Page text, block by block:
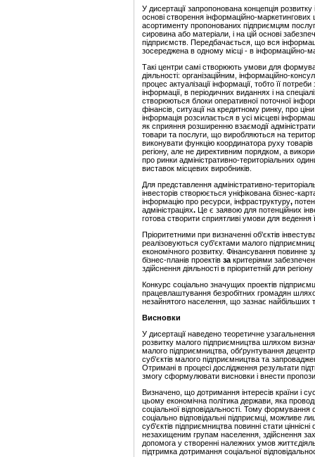
У дисертації запропонована концепція
основі створення інформаційно-маркетингових
асортименту пропонованих підприємцям
сировина або матеріали, і на цій основі
підприємств. Передбачається, що вся
зосереджена в одному місці - в інформаційно-
Такі центри самі створюють умови для
діяльності: організаційним, інформаційно-
процес актуалізації інформації, тобто її
інформації, в періодичних виданнях і на
створюються блоки оперативної поточної
фінансів, ситуації на кредитному ринку, про
інформація розсилається в усі місцеві
як сприяння розширенню взаємодії
товари та послуги, що виробляються на
виконувати функцію координатора руху
регіону, але не директивним порядком, а
про ринки адміністративно-територіальних
виставок місцевих виробників.
Для представлення адміністративно-
інвесторів створюється уніфікована бізнес-
інформацію про ресурси, інфраструктуру,
адміністраціях. Це є заявою для потенційних
готова створити сприятливі умови для ведення
Пріоритетними при визначенні об'єктів
реалізовуються суб'єктами малого
економічного розвитку. Фінансування повинне
бізнес-планів проектів за критеріями
здійснення діяльності в пріоритетній для
Конкурс соціально значущих проектів
працевлаштування безробітних громадян
незайнятого населення, що зазнає найбільших
Висновки
У дисертації наведено теоретичне
розвитку малого підприємництва шляхом
малого підприємництва, обґрунтування
суб'єктів малого підприємництва та
Отримані в процесі дослідження результати
змогу сформулювати висновки і внести
Визначено, що дотримання інтересів країни і
цьому економічна політика держави, яка
соціальної відповідальності. Тому формування
соціально відповідальні підприємці,
суб'єктів підприємництва повинні стати
незахищеним групам населення, здійснення
допомога у створенні належних умов
підтримка дотримання соціальної